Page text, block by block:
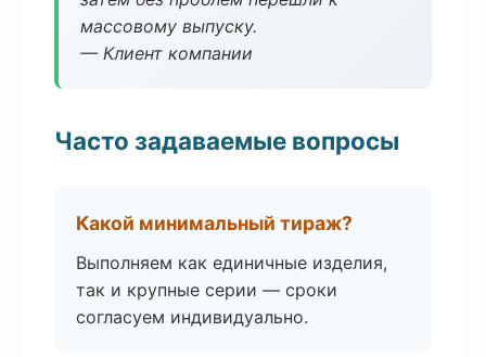
массовому выпуску.
— Клиент компании
Часто задаваемые вопросы
Какой минимальный тираж?
Выполняем как единичные изделия,
так и крупные серии — сроки
согласуем индивидуально.